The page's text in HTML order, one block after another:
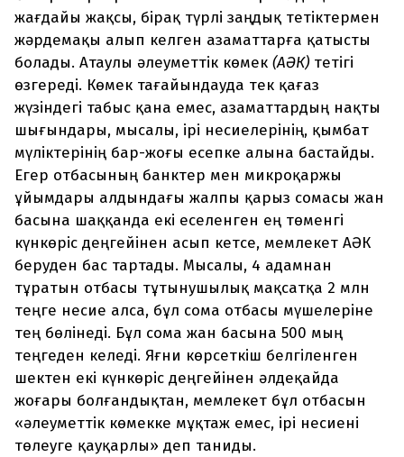
жағдайы жақсы, бірақ түрлі заңдық тетіктермен
жәрдемақы алып келген азаматтарға қатысты
болады. Атаулы әлеуметтік көмек (АӘК) тетігі
өзгереді. Көмек тағайындауда тек қағаз
жүзіндегі табыс қана емес, азаматтардың нақты
шығындары, мысалы, ірі несиелерінің, қымбат
мүліктерінің бар-жоғы есепке алына бастайды.
Егер отбасының банктер мен микроқаржы
ұйымдары алдындағы жалпы қарыз сомасы жан
басына шаққанда екі еселенген ең төменгі
күнкөріс деңгейінен асып кетсе, мемлекет АӘК
беруден бас тартады. Мысалы, 4 адамнан
тұратын отбасы тұтынушылық мақсатқа 2 млн
теңге несие алса, бұл сома отбасы мүшелеріне
тең бөлінеді. Бұл сома жан басына 500 мың
теңгеден келеді. Яғни көрсеткіш белгіленген
шектен екі күнкөріс деңгейінен әлдеқайда
жоғары болғандықтан, мемлекет бұл отбасын
«әлеуметтік көмекке мұқтаж емес, ірі несиені
төлеуге қауқарлы» деп таниды.